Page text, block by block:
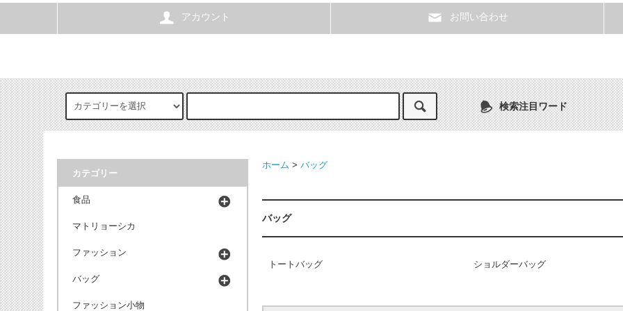
アカウント お問い合わせ
検索注目ワード
ホーム > バッグ
バッグ
トートバッグ ショルダーバッグ
カテゴリー
食品
マトリョーシカ
ファッション
バッグ
ファッション小物